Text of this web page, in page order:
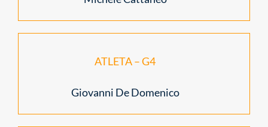
ATLETA – G4
Giovanni De Domenico